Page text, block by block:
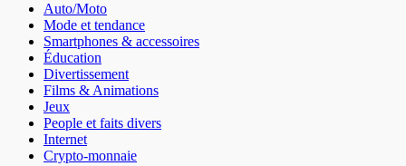
Auto/Moto
Mode et tendance
Smartphones & accessoires
Éducation
Divertissement
Films & Animations
Jeux
People et faits divers
Internet
Crypto-monnaie